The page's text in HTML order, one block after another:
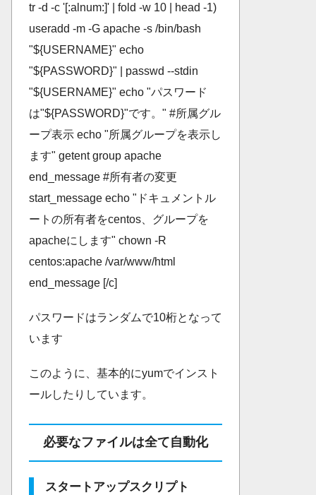
tr -d -c '[:alnum:]' | fold -w 10 | head -1)
useradd -m -G apache -s /bin/bash
"${USERNAME}" echo
"${PASSWORD}" | passwd --stdin
"${USERNAME}" echo "パスワード
は"${PASSWORD}"です。" #所属グル
ープ表示 echo "所属グループを表示し
ます" getent group apache
end_message #所有者の変更
start_message echo "ドキュメントル
ートの所有者をcentos、グループを
apacheにします" chown -R
centos:apache /var/www/html
end_message [/c]
パスワードはランダムで10桁となって
います
このように、基本的にyumでインスト
ールしたりしています。
必要なファイルは全て自動化
スタートアップスクリプト